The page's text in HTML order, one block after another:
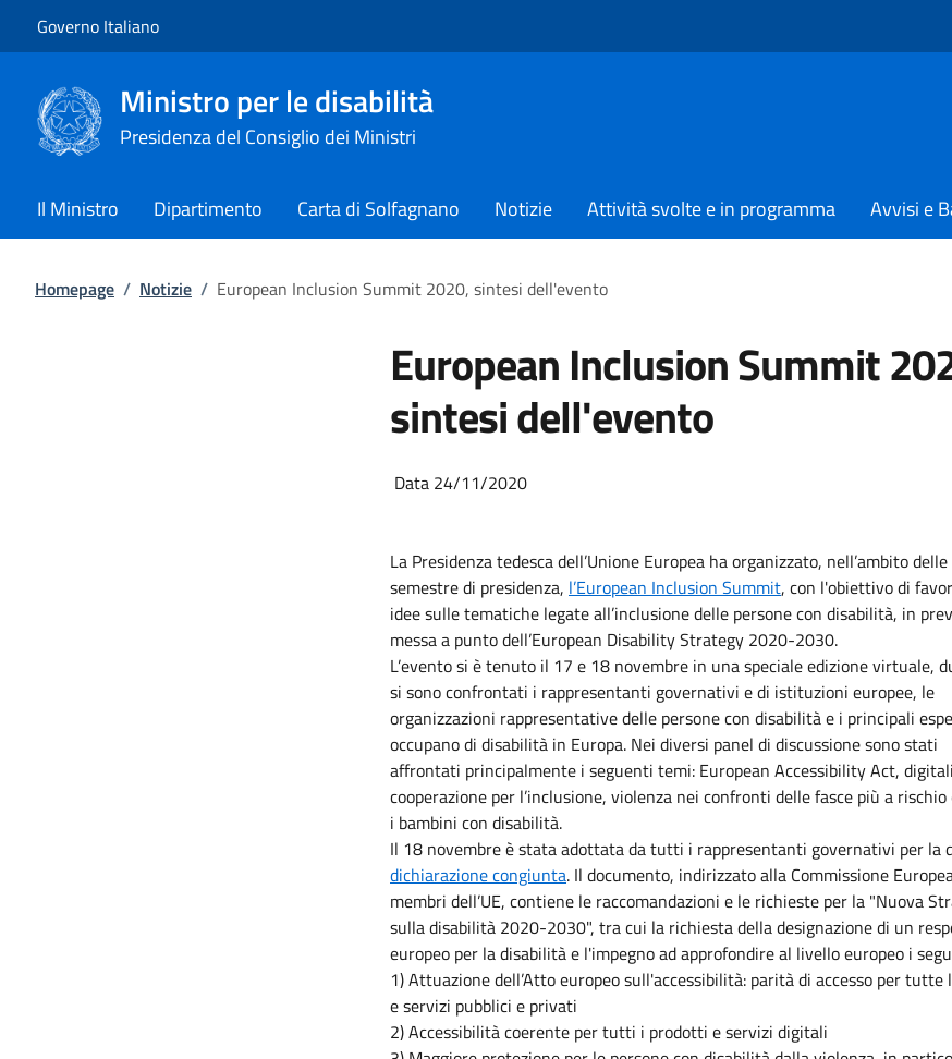
Governo Italiano
Ministro per le disabilità
Presidenza del Consiglio dei Ministri
Il Ministro Dipartimento Carta di Solfagnano Notizie Attività svolte e in programma Avvisi e
Homepage / Notizie / European Inclusion Summit 2020, sintesi dell'evento
European Inclusion Summit
sintesi dell'evento
Data 24/11/2020
La Presidenza tedesca dell’Unione Europea ha organizzato, nell’ambito
semestre di presidenza, l’European Inclusion Summit, con l'obiettivo di
idee sulle tematiche legate all’inclusione delle persone con disabilità, in
messa a punto dell’European Disability Strategy 2020-2030.
L’evento si è tenuto il 17 e 18 novembre in una speciale edizione virtuale,
si sono confrontati i rappresentanti governativi e di istituzioni europee, le
organizzazioni rappresentative delle persone con disabilità e i principali
occupano di disabilità in Europa. Nei diversi panel di discussione sono stati
affrontati principalmente i seguenti temi: European Accessibility Act,
cooperazione per l’inclusione, violenza nei confronti delle fasce più a
i bambini con disabilità.
Il 18 novembre è stata adottata da tutti i rappresentanti governativi per la
dichiarazione congiunta. Il documento, indirizzato alla Commissione
membri dell’UE, contiene le raccomandazioni e le richieste per la "Nuova
sulla disabilità 2020-2030", tra cui la richiesta della designazione di un
europeo per la disabilità e l'impegno ad approfondire al livello europeo i
1) Attuazione dell’Atto europeo sull'accessibilità: parità di accesso per tutte
e servizi pubblici e privati
2) Accessibilità coerente per tutti i prodotti e servizi digitali